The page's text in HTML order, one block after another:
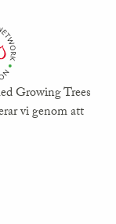
Growing Trees
vi genom att